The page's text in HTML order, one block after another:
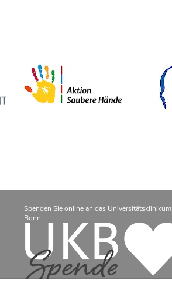
Spenden Sie online an das Universitätsklinikum
Bonn